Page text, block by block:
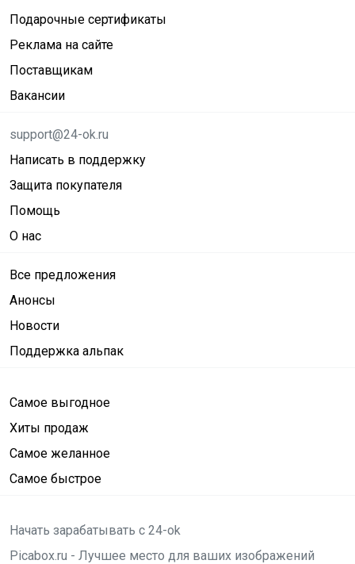
Подарочные сертификаты
Реклама на сайте
Поставщикам
Вакансии
support@24-ok.ru
Написать в поддержку
Защита покупателя
Помощь
О нас
Все предложения
Анонсы
Новости
Поддержка альпак
Самое выгодное
Хиты продаж
Самое желанное
Самое быстрое
Начать зарабатывать с 24-ok
Picabox.ru - Лучшее место для ваших изображений